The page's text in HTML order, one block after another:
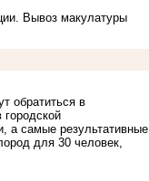
Вывоз макулатуры
обратиться в
а самые результативные
для 30 человек,